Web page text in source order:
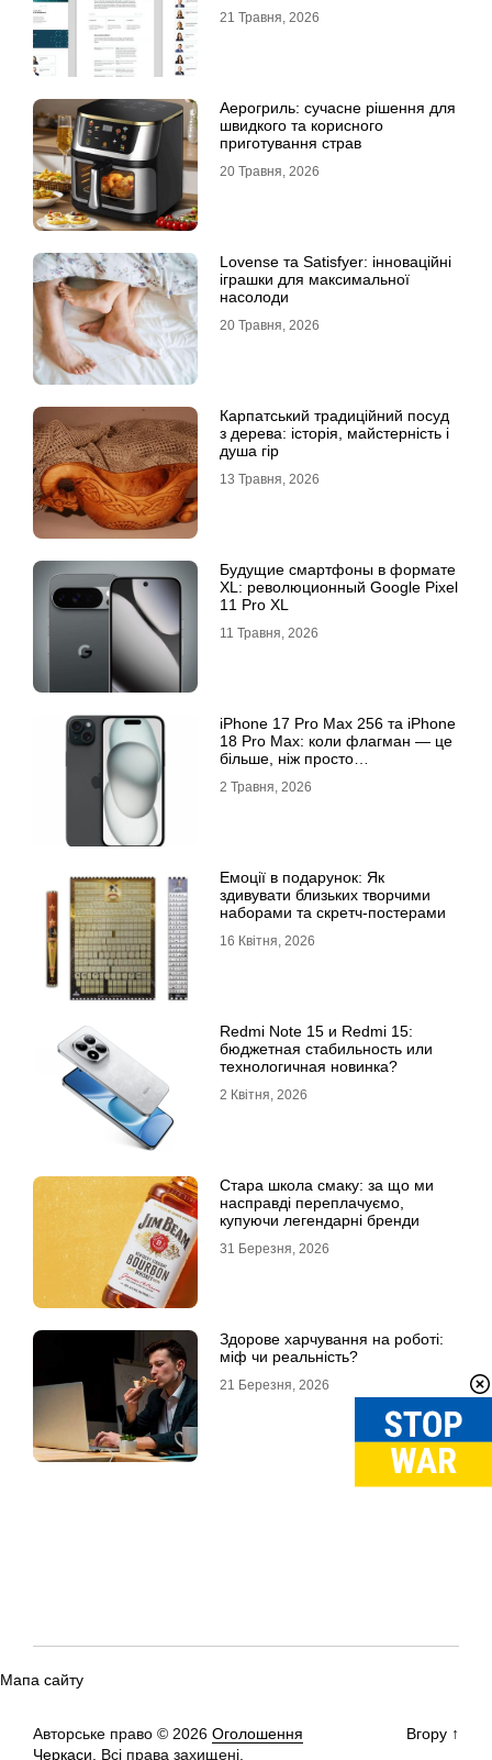
21 Травня, 2026
Аерогриль: сучасне рішення для
швидкого та корисного
приготування страв
20 Травня, 2026
Lovense та Satisfyer: інноваційні
іграшки для максимальної
насолоди
20 Травня, 2026
Карпатський традиційний посуд
з дерева: історія, майстерність і
душа гір
13 Травня, 2026
Будущие смартфоны в формате
XL: революционный Google Pixel
11 Pro XL
11 Травня, 2026
iРhone 17 Рro Мax 256 та iРhone
18 Рro Мax: коли флагман — це
більше, ніж просто
2 Травня, 2026
Емоції в подарунок: Як
здивувати близьких творчими
наборами та скретч-постерами
16 Квітня, 2026
Redmi Note 15 и Redmi 15:
бюджетная стабильность или
технологичная новинка?
2 Квітня, 2026
Стара школа смаку: за що ми
насправді переплачуємо,
купуючи легендарні бренди
31 Березня, 2026
Здорове харчування на роботі:
міф чи реальність?
21 Березня, 2026
Мапа сайту
Авторське право © 2026 Оголошення
Черкаси. Всі права захищені.
Вгору ↑